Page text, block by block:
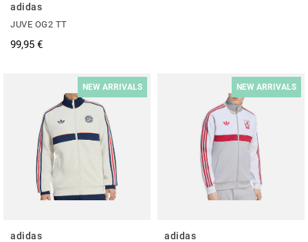
adidas
JUVE OG2 TT
99,95 €
NEW ARRIVALS
adidas
NEW ARRIVALS
adidas